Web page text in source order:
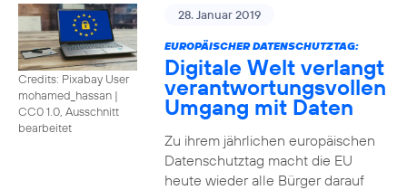
Credits: Pixabay User
mohamed_hassan |
CC0 1.0, Ausschnitt
bearbeitet
28. Januar 2019
EUROPÄISCHER DATENSCHUTZTAG:
Digitale Welt verlangt
verantwortungsvollen
Umgang mit Daten
Zu ihrem jährlichen europäischen
Datenschutztag macht die EU
heute wieder alle Bürger darauf